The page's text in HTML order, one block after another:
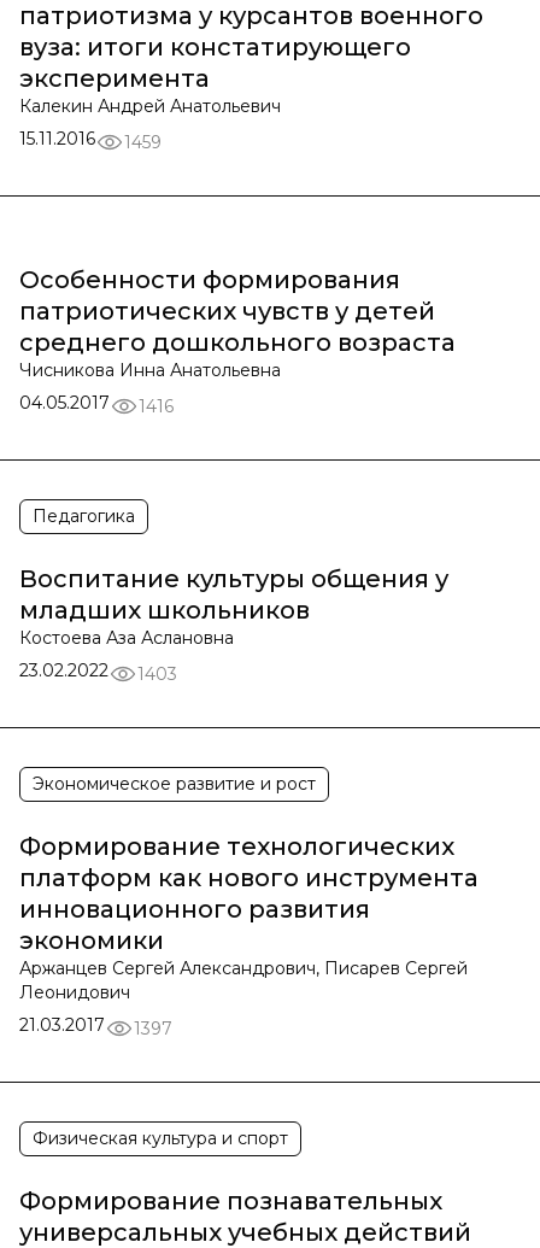
патриотизма у курсантов военного
вуза: итоги констатирующего
эксперимента
Калекин Андрей Анатольевич
15.11.2016
1459
Особенности формирования
патриотических чувств у детей
среднего дошкольного возраста
Чисникова Инна Анатольевна
04.05.2017
1416
Педагогика
Воспитание культуры общения у
младших школьников
Костоева Аза Аслановна
23.02.2022
1403
Экономическое развитие и рост
Формирование технологических
платформ как нового инструмента
инновационного развития
экономики
Аржанцев Сергей Александрович, Писарев Сергей
Леонидович
21.03.2017
1397
Физическая культура и спорт
Формирование познавательных
универсальных учебных действий